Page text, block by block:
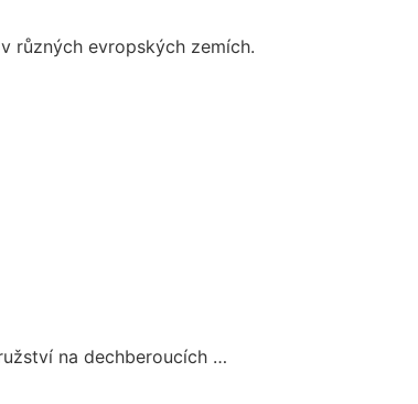
různých evropských zemích.
na dechberoucích …